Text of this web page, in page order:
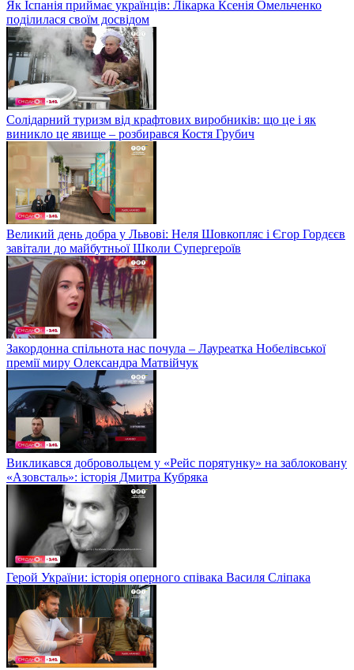
Як Іспанія приймає українців: Лікарка Ксенія Омельченко
поділилася своїм досвідом
Солідарний туризм від крафтових виробників: що це і як
виникло це явище – розбирався Костя Грубич
Великий день добра у Львові: Неля Шовкопляс і Єгор Гордєєв
завітали до майбутньої Школи Супергероїв
Закордонна спільнота нас почула – Лауреатка Нобелівської
премії миру Олександра Матвійчук
Викликався добровольцем у «Рейс порятунку» на заблоковану
«Азовсталь»: історія Дмитра Кубряка
Герой України: історія оперного співака Василя Сліпака